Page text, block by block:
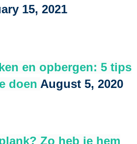
15, 2021
en opbergen: 5 tips
doen August 5, 2020
Zo heb je hem